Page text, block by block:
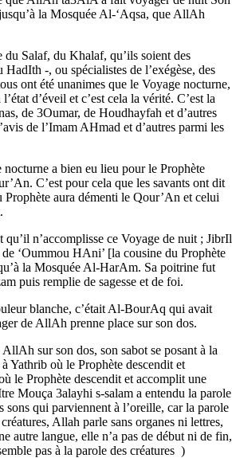
la Mosquée Al-‘Aqsa, que AllAh
du Salaf, du Khalaf, qu’ils soient des
-, ou spécialistes de l’exégèse, des
ont été unanimes que le Voyage nocturne,
d’éveil et c’est cela la vérité. C’est la
de 3Oumar, de Houdhayfah et d’autres
de l’Imam AHmad et d’autres parmi les
a bien eu lieu pour le Prophète
C’est pour cela que les savants ont dit
aura démenti le Qour’An et celui
n’accomplisse ce Voyage de nuit ; JibrIl
‘Oummou HAni’ [la cousine du Prophète
la Mosquée Al-HarAm. Sa poitrine fut
puis remplie de sagesse et de foi.
blanche, c’était Al-BourAq qui avait
de AllAh prenne place sur son dos.
sur son dos, son sabot se posant à la
Yathrib où le Prophète descendit et
le Prophète descendit et accomplit une
Mouça 3alayhi s-salam a entendu la parole
qui parviennent à l’oreille, car la parole
Allah parle sans organes ni lettres,
autre langue, elle n’a pas de début ni de fin,
pas à la parole des créatures )